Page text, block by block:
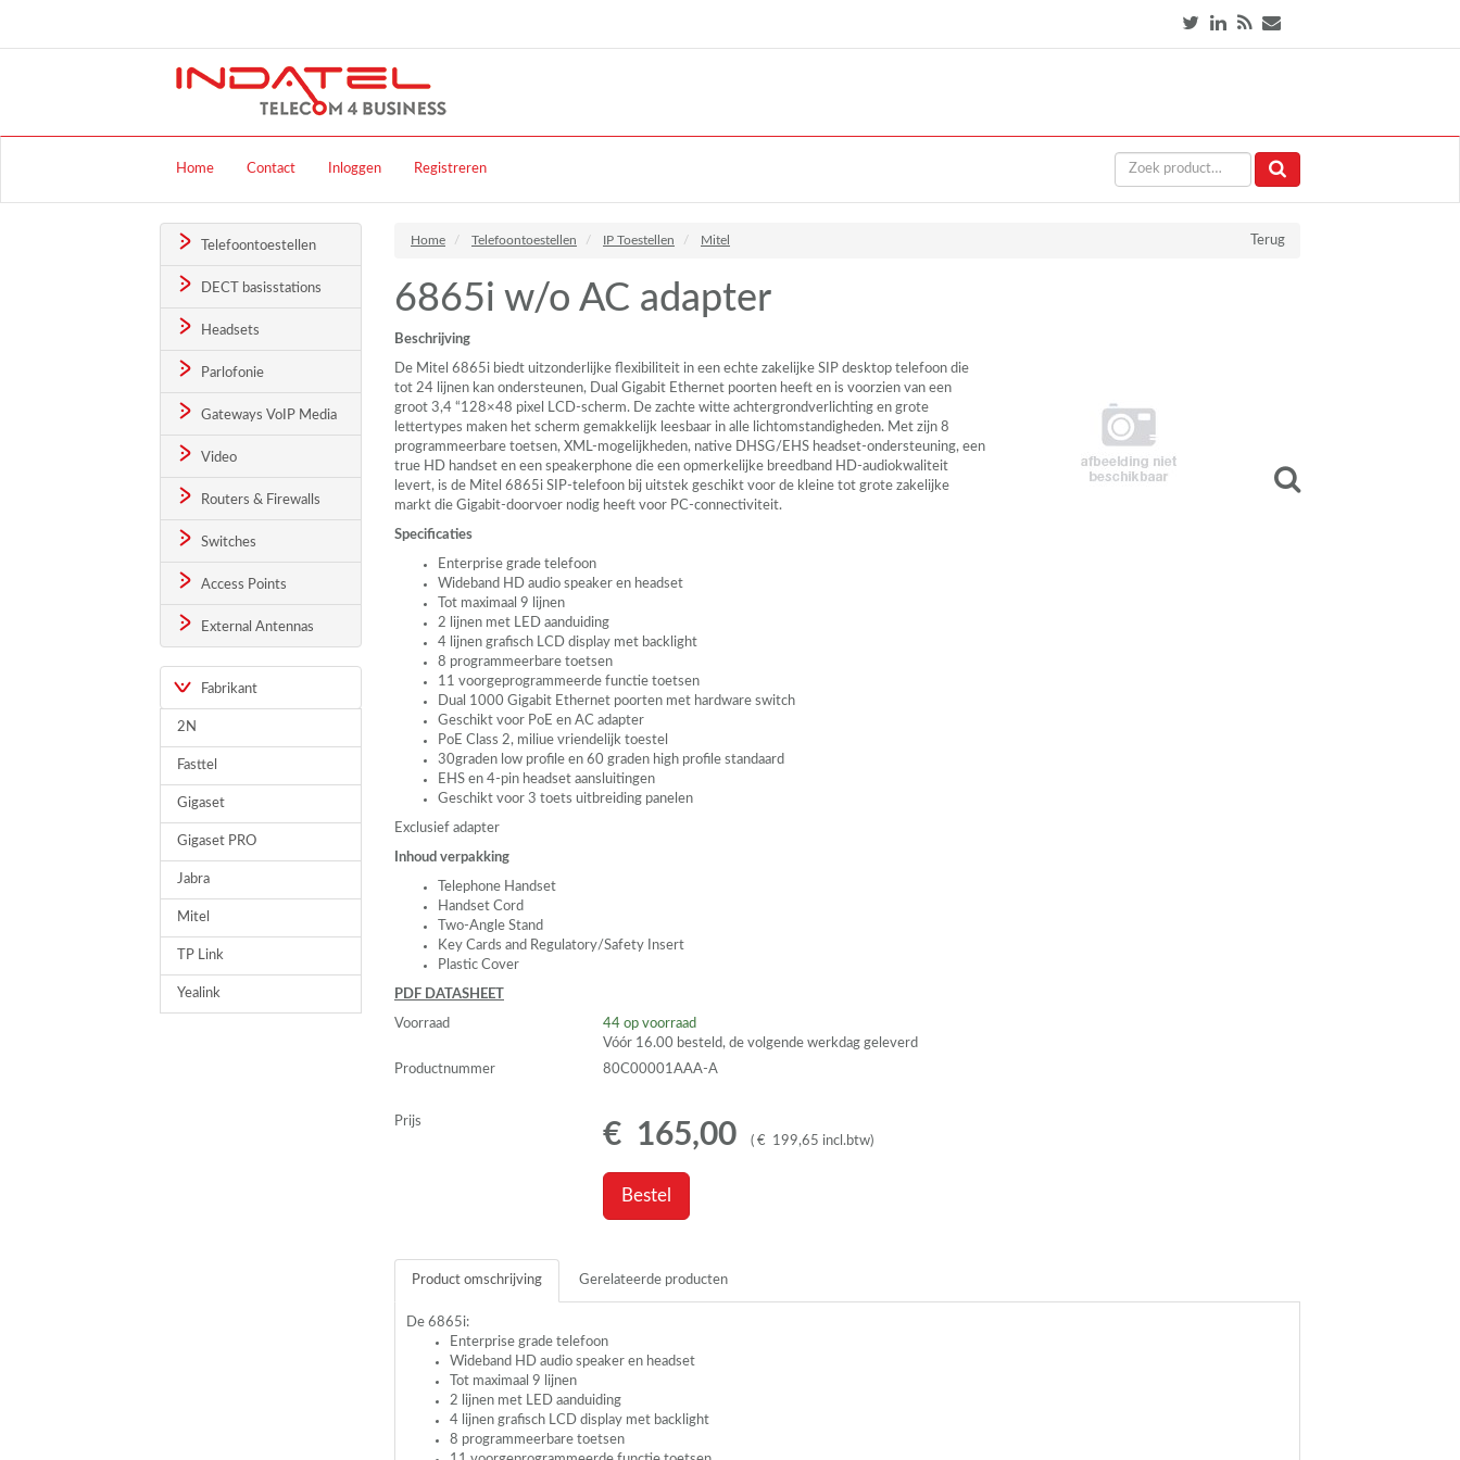
Home Contact Inloggen Registreren
Telefoontoestellen
DECT basisstations
Headsets
Parlofonie
Gateways VoIP Media
Video
Routers & Firewalls
Switches
Access Points
External Antennas
Fabrikant
2N
Fasttel
Gigaset
Gigaset PRO
Jabra
Mitel
TP Link
Yealink
Terug
Home Telefoontoestellen IP Toestellen Mitel
6865i w/o AC adapter
Beschrijving
De Mitel 6865i biedt uitzonderlijke flexibiliteit in een echte zakelijke SIP desktop telefoon die
tot 24 lijnen kan ondersteunen, Dual Gigabit Ethernet poorten heeft en is voorzien van een
groot 3,4 “128×48 pixel
LCD-scherm. De zachte witte achtergrondverlichting en grote
lettertypes maken het scherm gemakkelijk leesbaar in alle lichtomstandigheden. Met zijn 8
programmeerbare toetsen, XML-mogelijkheden, native DHSG/EHS headset-ondersteuning, een
true HD handset en een speakerphone die een opmerkelijke breedband HD-audiokwaliteit
levert, is de Mitel 6865i SIP-telefoon bij uitstek geschikt voor de kleine tot grote zakelijke
markt die Gigabit-doorvoer nodig heeft voor PC-connectiviteit.
Specificaties
Enterprise grade telefoon
Wideband HD audio speaker en headset
Tot maximaal 9 lijnen
2 lijnen met LED aanduiding
4 lijnen grafisch LCD display met backlight
8 programmeerbare toetsen
11 voorgeprogrammeerde functie toetsen
Dual 1000 Gigabit Ethernet poorten met hardware switch
Geschikt voor PoE en AC adapter
PoE Class 2, miliue vriendelijk toestel
30graden low profile en 60 graden high profile standaard
EHS en 4-pin headset aansluitingen
Geschikt voor 3 toets uitbreiding panelen
Exclusief adapter
Inhoud verpakking
Telephone Handset
Handset Cord
Two-Angle Stand
Key Cards and Regulatory/Safety Insert
Plastic Cover
PDF DATASHEET
Voorraad 44 op voorraad
Vóór 16.00 besteld, de volgende werkdag geleverd
Productnummer
80C00001AAA-A
Prijs € 165,00 ( € 199,65 incl.btw)
Bestel
Product omschrijving Gerelateerde producten
De 6865i:
Enterprise grade telefoon
Wideband HD audio speaker en headset
Tot maximaal 9 lijnen
2 lijnen met LED aanduiding
4 lijnen grafisch LCD display met backlight
8 programmeerbare toetsen